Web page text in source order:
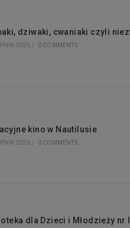
dziwaki, cwaniaki czyli
2026 / 0 COMMENTS
kino w Nautilusie
2026 / 0 COMMENTS
dla Dzieci i Młodzieży nr